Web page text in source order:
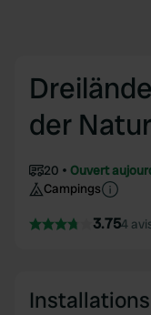
der
20
Ouvert
Campings
3.754
Installations